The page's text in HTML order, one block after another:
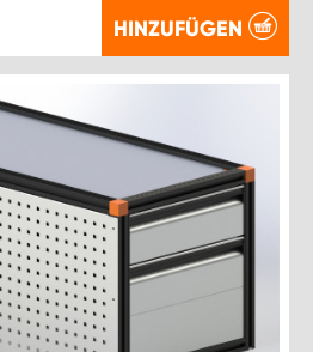
HINZUFÜGEN